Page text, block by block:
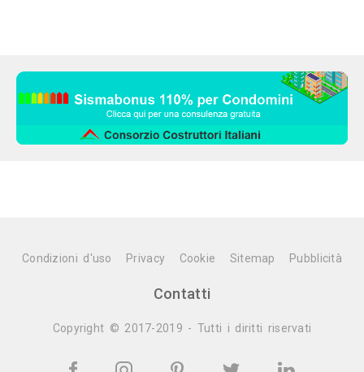
Condizioni d'uso Privacy Cookie Sitemap Pubblicità
Contatti
Copyright © 2017-2019 - Tutti i diritti riservati